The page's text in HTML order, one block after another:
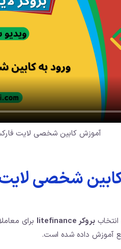
آموزش کابین شخصی لایت
شخصی
بروکر litefinance برای
آموزش داده شده است.